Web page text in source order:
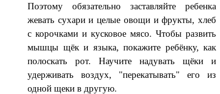
Поэтому обязательно заставляйте ребенка
жевать сухари и целые овощи и фрукты, хлеб
с корочками и кусковое мясо. Чтобы развить
мышцы щёк и языка, покажите ребёнку, как
полоскать рот. Научите надувать щёки и
удерживать воздух, "перекатывать" его из
одной щеки в другую.